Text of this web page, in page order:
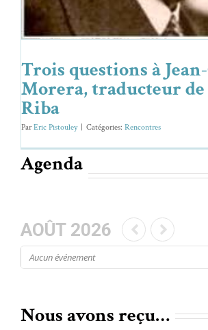
Trois questions à
Morera, traducteur de
Riba
ParEric Pistouley Caté­gories: Ren­con­tres
Agenda
AOÛT 2026
Aucun événe­ment
Nous avons reçu…